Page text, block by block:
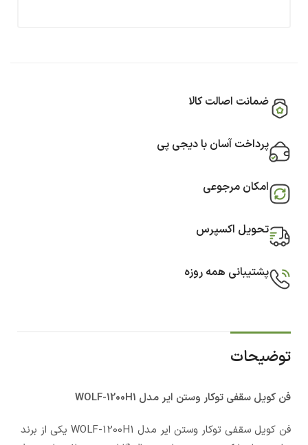
ضمانت اصالت کالا
پرداخت آسان با دیجی پی
امکان مرجوعی
تحویل اکسپرس
پشتیبانی همه روزه
توضیحات
فن کویل سقفی توکار وستن ایر مدل WOLF-1200H1
فن کویل سقفی توکار وستن ایر مدل WOLF-1200H1 یکی از برند